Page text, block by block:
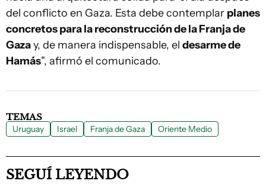
del conflicto en Gaza. Esta debe contemplar planes
concretos para la reconstrucción de la Franja de
Gazay, de manera indispensable, el desarme de
Hamás", afirmó el comunicado.
TEMAS
Uruguay Israel Franja de Gaza Oriente Medio
SEGUÍ LEYENDO